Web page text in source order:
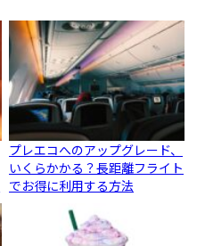
プレエコへのアップグレード、
いくらかかる？長距離フライト
でお得に利用する方法